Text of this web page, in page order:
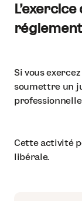
Si vous
soumettre un
Cette activité
libérale.